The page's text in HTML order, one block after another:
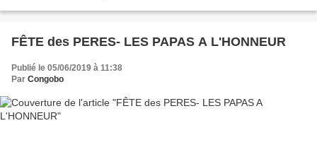
=========================== La Pentecôte (du grec ancien...
FÊTE des PERES- LES PAPAS A L'HONNEUR
Publié le 05/06/2019 à 11:38
Par Congobo